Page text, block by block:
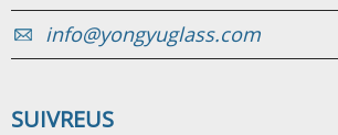
info@yongyuglass.com
SUIVREUS